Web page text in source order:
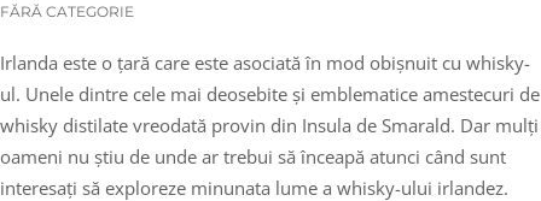
t
i
o
n
CATEGORIES:
FĂRĂ CATEGORIE
Irlanda este o țară care este asociată în mod obișnuit cu whisky-
ul. Unele dintre cele mai deosebite și emblematice amestecuri de
whisky distilate vreodată provin din Insula de Smarald. Dar mulți
oameni nu știu de unde ar trebui să înceapă atunci când sunt
interesați să exploreze minunata lume a whisky-ului irlandez.